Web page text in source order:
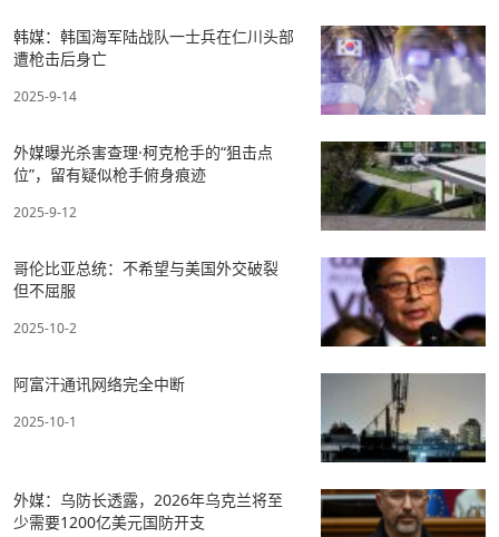
韩媒：韩国海军陆战队一士兵在仁川头部
遭枪击后身亡
2025-9-14
外媒曝光杀害查理·柯克枪手的“狙击点
位”，留有疑似枪手俯身痕迹
2025-9-12
哥伦比亚总统：不希望与美国外交破裂
但不屈服
2025-10-2
阿富汗通讯网络完全中断
2025-10-1
外媒：乌防长透露，2026年乌克兰将至
少需要1200亿美元国防开支